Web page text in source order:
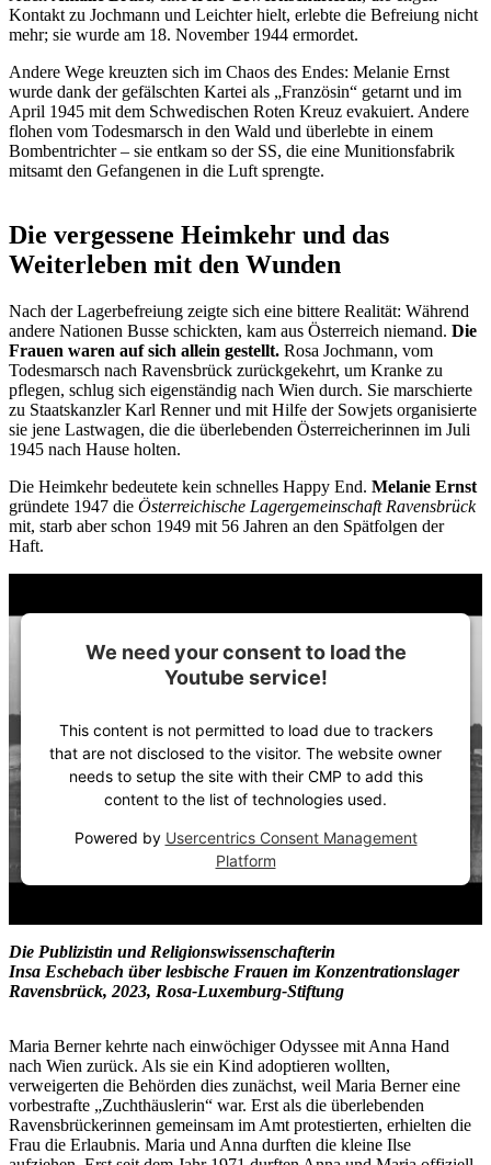
Kontakt zu Jochmann und Leichter hielt, erlebte die Befreiung nicht
mehr; sie wurde am 18. November 1944 ermordet.
Andere Wege kreuzten sich im Chaos des Endes: Melanie Ernst
wurde dank der gefälschten Kartei als „Französin“ getarnt und im
April 1945 mit dem Schwedischen Roten Kreuz evakuiert. Andere
flohen vom Todesmarsch in den Wald und überlebte in einem
Bombentrichter – sie entkam so der SS, die eine Munitionsfabrik
mitsamt den Gefangenen in die Luft sprengte.
Die vergessene Heimkehr und das
Weiterleben mit den Wunden
Nach der Lagerbefreiung zeigte sich eine bittere Realität: Während
andere Nationen Busse schickten, kam aus Österreich niemand. Die
Frauen waren auf sich allein gestellt. Rosa Jochmann, vom
Todesmarsch nach Ravensbrück zurückgekehrt, um Kranke zu
pflegen, schlug sich eigenständig nach Wien durch. Sie marschierte
zu Staatskanzler Karl Renner und mit Hilfe der Sowjets organisierte
sie jene Lastwagen, die die überlebenden Österreicherinnen im Juli
1945 nach Hause holten.
Die Heimkehr bedeutete kein schnelles Happy End. Melanie Ernst
gründete 1947 die Österreichische Lagergemeinschaft Ravensbrück
mit, starb aber schon 1949 mit 56 Jahren an den Spätfolgen der
Haft.
We need your consent to load the
Youtube service!
This content is not permitted to load due to trackers
that are not disclosed to the visitor. The website owner
needs to setup the site with their CMP to add this
content to the list of technologies used.
Powered by Usercentrics Consent Management
Platform
Die Publizistin und Religionswissenschafterin
Insa Eschebach über lesbische Frauen im Konzentrationslager
Ravensbrück, 2023, Rosa-Luxemburg-Stiftung
Maria Berner kehrte nach einwöchiger Odyssee mit Anna Hand
nach Wien zurück. Als sie ein Kind adoptieren wollten,
verweigerten die Behörden dies zunächst, weil Maria Berner eine
vorbestrafte „Zuchthäuslerin“ war. Erst als die überlebenden
Ravensbrückerinnen gemeinsam im Amt protestierten, erhielten die
Frau die Erlaubnis. Maria und Anna durften die kleine Ilse